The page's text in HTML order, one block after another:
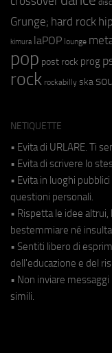
Grunge; hard rock
kimura laPOP lounge
pop post rock prog
rock rockabilly ska
NETIQUETTE
• Evita di URLARE. Ti
• Evita di scrivere lo
• Evita in luoghi
questioni personali.
• Rispetta le idee
bestemmiare né
• Sentiti libero di
dell'educazione e del
• Non inviare
simili.